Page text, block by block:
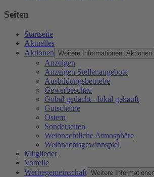
Seiten
Startseite
Aktuelles
Aktionen Weitere Informationen: Aktionen
Anzeigen
Anzeigen Stellenangebote
Ausbildungsbetriebe
Gewerbeschau
Gobal gedacht - lokal gekauft
Gutscheine
Ostern
Sonderseiten
Weihnachtliche Atmosphäre
Weihnachtsgewinnspiel
Mitglieder
Vorteile
Werbegemeinschaft Weitere